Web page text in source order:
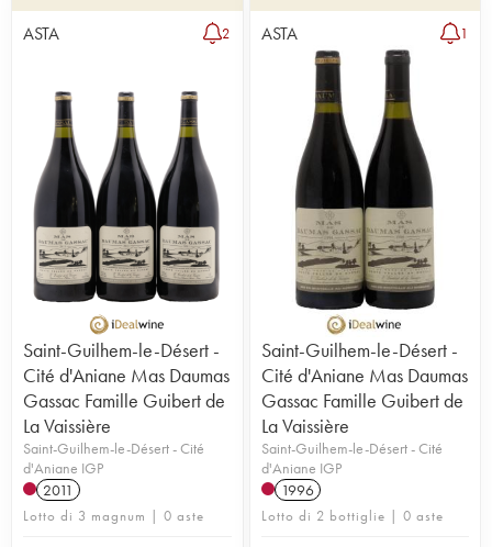
ASTA 2
Saint-Guilhem-le-Désert -
Cité d'Aniane Mas Daumas
Gassac Famille Guibert de
La Vaissière
Saint-Guilhem-le-Désert - Cité
d'Aniane IGP
2011
Lotto di 3 magnum | 0 aste
ASTA 1
Saint-Guilhem-le-Désert -
Cité d'Aniane Mas Daumas
Gassac Famille Guibert de
La Vaissière
Saint-Guilhem-le-Désert - Cité
d'Aniane IGP
1996
Lotto di 2 bottiglie | 0 aste